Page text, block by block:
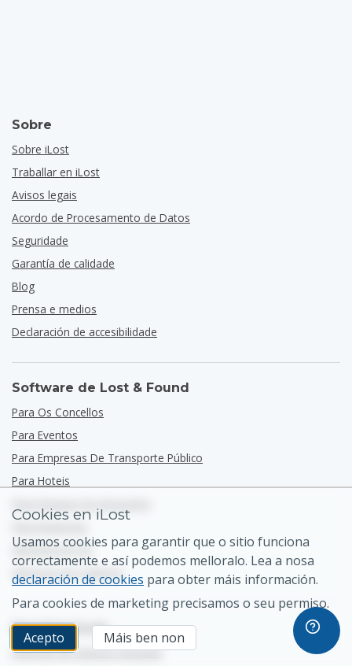
Sobre
Sobre iLost
Traballar en iLost
Avisos legais
Acordo de Procesamento de Datos
Seguridade
Garantía de calidade
Blog
Prensa e medios
Declaración de accesibilidade
Software de Lost & Found
Para Os Concellos
Para Eventos
Para Empresas De Transporte Público
Para Hoteis
Vémonos En G2
Vémonos En Capterra
Servizos iLost
Informar do obxecto atopado
Cookies en iLost
Usamos cookies para garantir que o sitio funciona
correctamente e así podemos melloralo. Lea a nosa
declaración de cookies para obter máis información.
Para cookies de marketing precisamos o seu permiso.
Acepto
Máis ben non